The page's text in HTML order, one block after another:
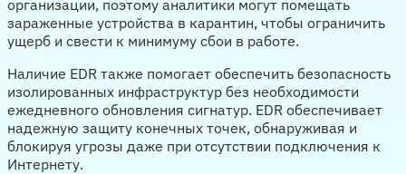
организации, поэтому аналитики могут помещать
зараженные устройства в карантин, чтобы ограничить
ущерб и свести к минимуму сбои в работе.
Наличие EDR также помогает обеспечить безопасность
изолированных инфраструктур без необходимости
ежедневного обновления сигнатур. EDR обеспечивает
надежную защиту конечных точек, обнаруживая и
блокируя угрозы даже при отсутствии подключения к
Интернету.